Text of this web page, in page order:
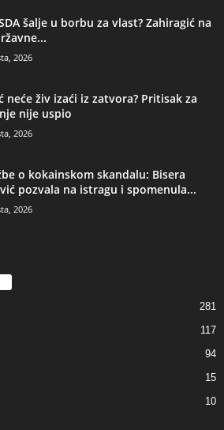
šalje u borbu za vlast? Zahiragić na
2026
neće živ izaći iz zatvora? Pritisak za
nije uspio
2026
o kokainskom skandalu: Bisera
pozvala na istragu i spomenula...
2026
281
117
94
15
10